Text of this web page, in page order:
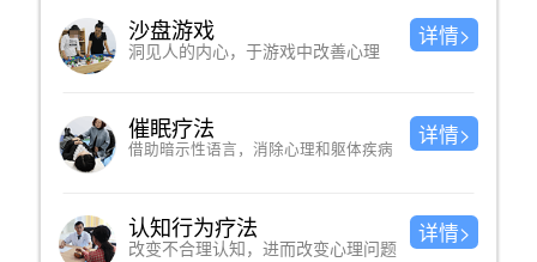
沙盘游戏
洞见人的内心，于游戏中改善心理
详情>
催眠疗法
借助暗示性语言，消除心理和躯体疾病
详情>
认知行为疗法
改变不合理认知，进而改变心理问题
详情>